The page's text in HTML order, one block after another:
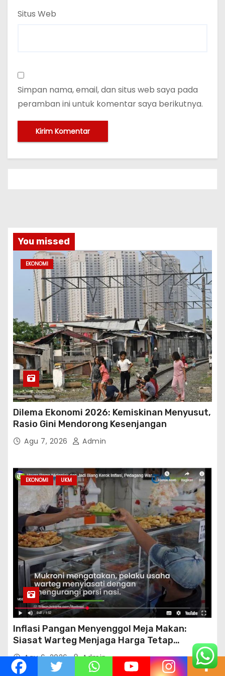
Situs Web
Simpan nama, email, dan situs web saya pada
peramban ini untuk komentar saya berikutnya.
You missed
EKONOMI
Dilema Ekonomi 2026: Kemiskinan Menyusut,
Rasio Gini Mendorong Kesenjangan
Agu 7, 2026 Admin
EKONOMI UKM
Inflasi Pangan Menyenggol Meja Makan:
Siasat Warteg Menjaga Harga Tetap
Terjangkau
Agu 6, 2026 Admin